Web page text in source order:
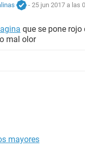
- 25 jun 2017 a las
que se pone
mal olor
mayores